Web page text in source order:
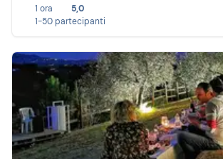
1 ora
5,0
1-50 partecipanti